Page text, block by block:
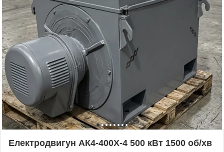
Електродвигун АК4-400X-4 500 кВт 1500 об/хв